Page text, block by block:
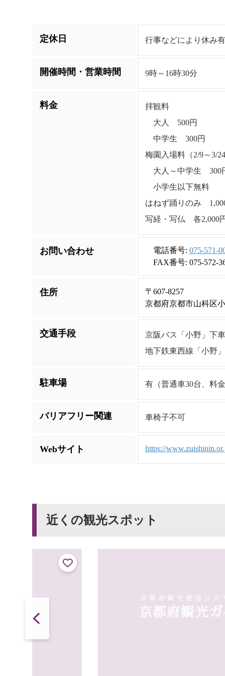
定休日 行事などにより休み
開催時間・営業時間 9時～16時30分
料金
拝観料
大人 500円
中学生 300円
梅園入場料（2/9～3/
大人～中学生 300
小学生以下無料
はねず踊りのみ
写経・写仏 各2,000
お問い合わせ 電話番号: 075-571-
FAX番号: 075-572-
住所
〒607-8257
京都府京都市山科区
交通手段
京阪バス「小野」下
地下鉄東西線「小野
駐車場 有（普通車30台、料
バリアフリー関連 車椅子不可
Webサイト https://
近くの観光スポット